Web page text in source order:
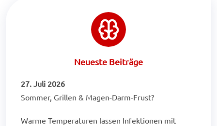
Neueste Beiträge
27. Juli 2026
Sommer, Grillen & Magen-Darm-Frust?
Warme Temperaturen lassen Infektionen mit